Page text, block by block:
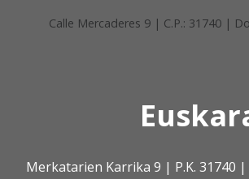
Merkatarien Karrika 9 | P.K. 31740 |
Calle Mercaderes 9 | C.P.: 31740 |